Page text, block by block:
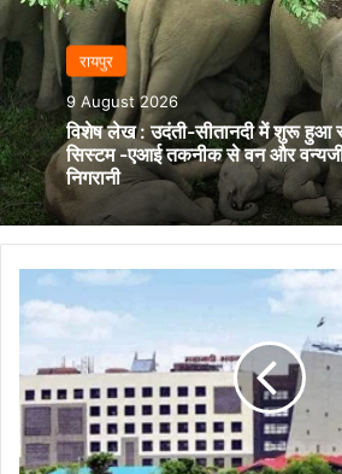
रायपुर
9 August 2026
विशेष लेख : उदंती-सीतानदी में शुरू हुआ
सिस्टम -एआई तकनीक से वन और
निगरानी
13
निरीक्षकों
के
नियुक्ति
आदेश
जारी...